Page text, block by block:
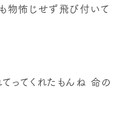
物怖じせず飛び付いて
ってくれたもんね 命の